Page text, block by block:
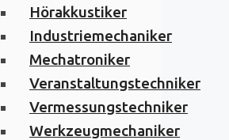
Hörakkustiker
Industriemechaniker
Mechatroniker
Veranstaltungstechniker
Vermessungstechniker
Werkzeugmechaniker